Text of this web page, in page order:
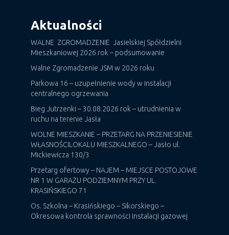
Aktualności
WALNE ZGROMADZENIE Jasielskiej Spółdzielni
Mieszkaniowej 2026 rok – podsumowanie
Walne Zgromadzenie JSM w 2026 roku
Parkowa 16 – uzupełnienie wody w instalacji
centralnego ogrzewania
Bieg Jutrzenki – 30.08.2026 rok – utrudnienia w
ruchu na terenie Jasła
WOLNE MIESZKANIE – PRZETARG NA PRZENIESIENIE
WŁASNOŚCILOKALU MIESZKALNEGO – Jasło ul.
Mickiewicza 130/3
Przetarg ofertowy – NAJEM – MIEJSCE POSTOJOWE
NR 1 W GARAŻU PODZIEMNYM PRZY UL.
KRASIŃSKIEGO 71
Os. Szkolna – Krasińskiego – Sikorskiego –
Okresowa kontrola sprawności instalacji gazowej